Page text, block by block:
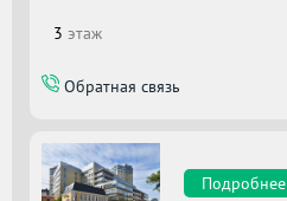
3 этаж
Обратная связь
Подробнее